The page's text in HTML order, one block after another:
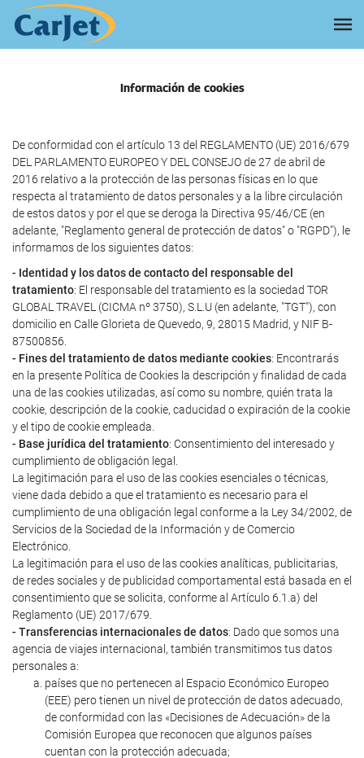
Información de cookies
De conformidad con el artículo 13 del REGLAMENTO (UE) 2016/679
DEL PARLAMENTO EUROPEO Y DEL CONSEJO de 27 de abril de
2016 relativo a la protección de las personas físicas en lo que
respecta al tratamiento de datos personales y a la libre circulación
de estos datos y por el que se deroga la Directiva 95/46/CE (en
adelante, "Reglamento general de protección de datos" o "RGPD"), le
informamos de los siguientes datos:
- Identidad y los datos de contacto del responsable del
tratamiento: El responsable del tratamiento es la sociedad TOR
GLOBAL TRAVEL (CICMA nº 3750), S.L.U (en adelante, "TGT"), con
domicilio en Calle Glorieta de Quevedo, 9, 28015 Madrid, y NIF B-
87500856.
- Fines del tratamiento de datos mediante cookies: Encontrarás
en la presente Política de Cookies la descripción y finalidad de cada
una de las cookies utilizadas, así como su nombre, quién trata la
cookie, descripción de la cookie, caducidad o expiración de la cookie
y el tipo de cookie empleada.
- Base jurídica del tratamiento: Consentimiento del interesado y
cumplimiento de obligación legal.
La legitimación para el uso de las cookies esenciales o técnicas,
viene dada debido a que el tratamiento es necesario para el
cumplimiento de una obligación legal conforme a la Ley 34/2002, de
Servicios de la Sociedad de la Información y de Comercio
Electrónico.
La legitimación para el uso de las cookies analíticas, publicitarias,
de redes sociales y de publicidad comportamental está basada en el
consentimiento que se solicita, conforme al Artículo 6.1.a) del
Reglamento (UE) 2017/679.
- Transferencias internacionales de datos: Dado que somos una
agencia de viajes internacional, también transmitimos tus datos
personales a:
países que no pertenecen al Espacio Económico Europeo
(EEE) pero tienen un nivel de protección de datos adecuado,
de conformidad con las «Decisiones de Adecuación» de la
Comisión Europea que reconocen que algunos países
cuentan con la protección adecuada;